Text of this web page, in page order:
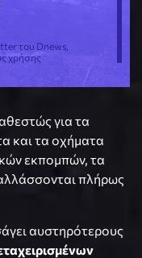
του Dnews,
χρήσης
για τα
και τα οχήματα
εκπομπών, τα
πλήρως
αυστηρότερους